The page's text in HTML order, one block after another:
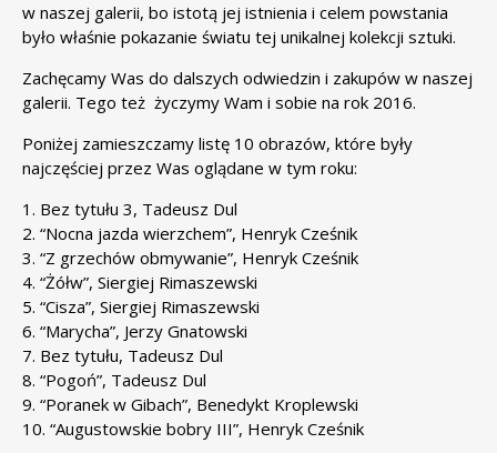
w naszej galerii, bo istotą jej istnienia i celem powstania
było właśnie pokazanie światu tej unikalnej kolekcji sztuki.
Zachęcamy Was do dalszych odwiedzin i zakupów w naszej
galerii. Tego też życzymy Wam i sobie na rok 2016.
Poniżej zamieszczamy listę 10 obrazów, które były
najczęściej przez Was oglądane w tym roku:
1. Bez tytułu 3, Tadeusz Dul
2. “Nocna jazda wierzchem”, Henryk Cześnik
3. “Z grzechów obmywanie”, Henryk Cześnik
4. “Żółw”, Siergiej Rimaszewski
5. “Cisza”, Siergiej Rimaszewski
6. “Marycha”, Jerzy Gnatowski
7. Bez tytułu, Tadeusz Dul
8. “Pogoń”, Tadeusz Dul
9. “Poranek w Gibach”, Benedykt Kroplewski
10. “Augustowskie bobry III”, Henryk Cześnik